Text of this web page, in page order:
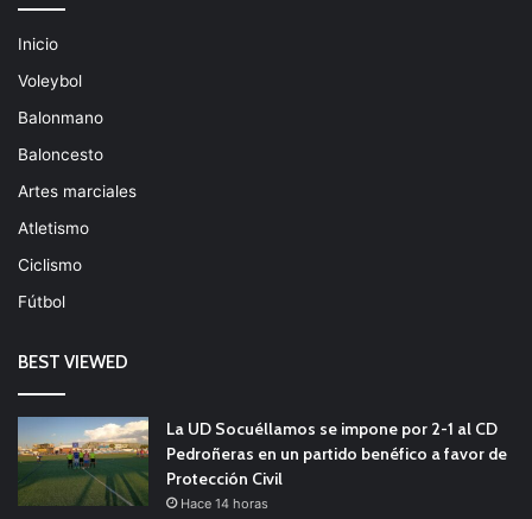
Inicio
Voleybol
Balonmano
Baloncesto
Artes marciales
Atletismo
Ciclismo
Fútbol
BEST VIEWED
La UD Socuéllamos se impone por 2-1 al CD
Pedroñeras en un partido benéfico a favor de
Protección Civil
Hace 14 horas